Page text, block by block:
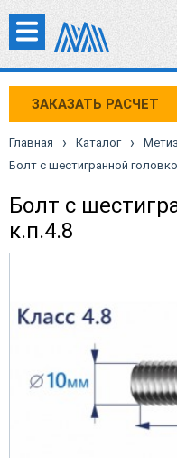
ЗАКАЗАТЬ РАСЧЕТ
Главная › Каталог ›
Болт с шестигранной
Болт с
к.п.4.8